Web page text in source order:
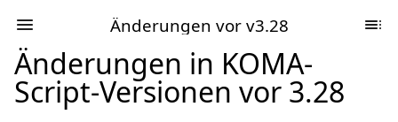
Änderungen vor v3.28
Änderungen in KOMA-
Script-Versionen vor 3.28